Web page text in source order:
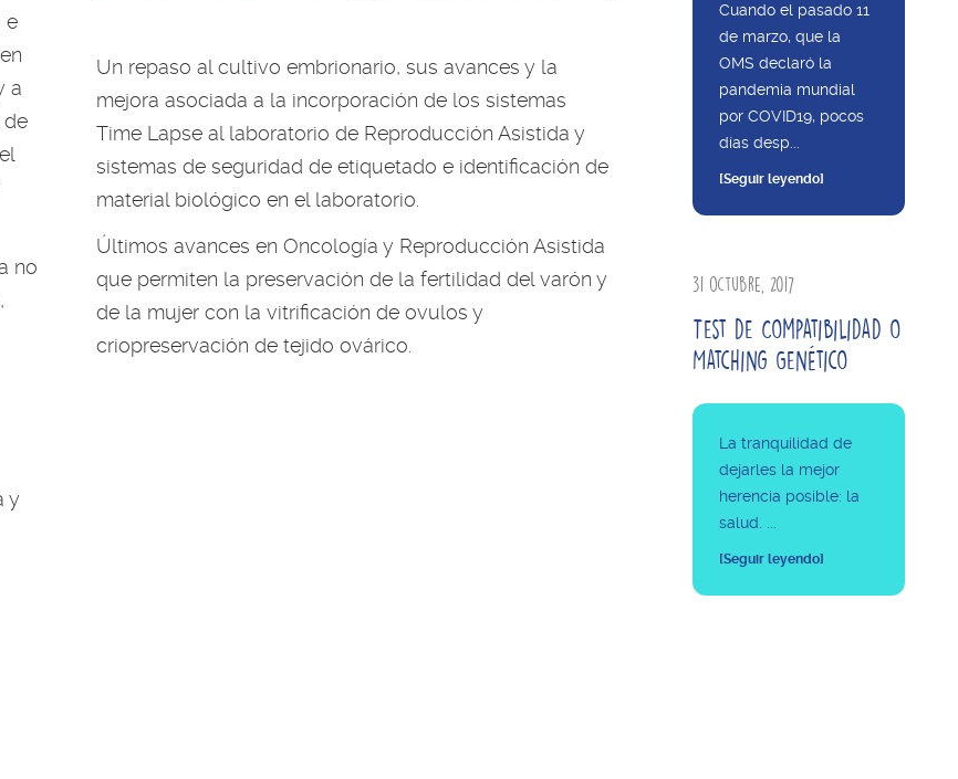
e
a
de
no
y
Un repaso al cultivo embrionario, sus avances y la
mejora asociada a la incorporación de los sistemas
Time Lapse al laboratorio de Reproducción Asistida y
sistemas de seguridad de etiquetado e identificación de
material biológico en el laboratorio.
Últimos avances en Oncología y Reproducción Asistida
que permiten la preservación de la fertilidad del varón y
de la mujer con la vitrificación de ovulos y
criopreservación de tejido ovárico.
Cuando el pasado 11
de marzo, que la
OMS declaró la
pandemia mundial
por COVID19, pocos
días desp...
[Seguir leyendo]
31 octubre, 2017
Test de Compatibilidad o
Matching Genético
La tranquilidad de
dejarles la mejor
herencia posible: la
salud. ...
[Seguir leyendo]